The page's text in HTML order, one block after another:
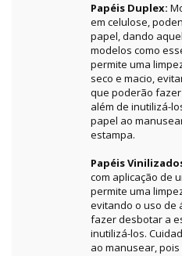
Papéis Duplex:
em celulose,
papel, dando
modelos como
permite uma
seco e macio,
que poderão
além de inutilizá-
papel ao
estampa.
Papéis
com aplicação de
permite uma
evitando o uso de
fazer desbotar a
inutilizá-los.
ao manusear,